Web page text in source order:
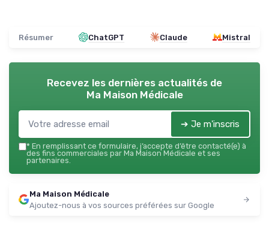
Résumer ChatGPT Claude Mistral
Recevez les dernières actualités de
Ma Maison Médicale
➔ Je m'inscris
* En remplissant ce formulaire, j’accepte d’être contacté(e) à
des fins commerciales par Ma Maison Médicale et ses
partenaires.
Ma Maison Médicale
Ajoutez-nous à vos sources préférées sur Google